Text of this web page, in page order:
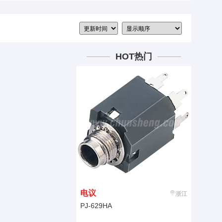
HOT热门
电议 浙江
PJ-629HA